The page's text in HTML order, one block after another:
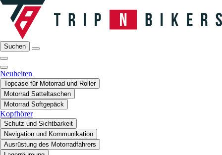
Suchen
Neuheiten
Topcase für Motorrad und Roller
Motorrad Satteltaschen
Motorrad Softgepäck
Kopfhörer
Schutz und Sichtbarkeit
Navigation und Kommunikation
Ausrüstung des Motorradfahrers